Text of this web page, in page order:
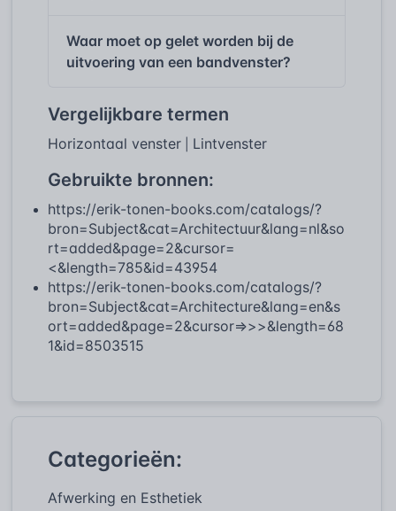
Waar moet op gelet worden bij de
uitvoering van een bandvenster?
Vergelijkbare termen
Horizontaal venster Lintvenster
Gebruikte bronnen:
https://erik-tonen-books.com/catalogs/?
bron=Subject&cat=Architectuur&lang=nl&so
rt=added&page=2&cursor=
<&length=785&id=43954
https://erik-tonen-books.com/catalogs/?
bron=Subject&cat=Architecture&lang=en&s
ort=added&page=2&cursor=>>>&length=68
1&id=8503515
Categorieën:
Afwerking en Esthetiek